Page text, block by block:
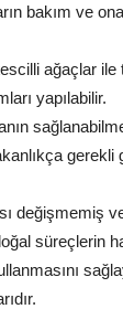
bakım ve
ağaçlar
yapılabilir.
değişmemiş
süreçlerin
Hedibe
yaşındaki Hedibe